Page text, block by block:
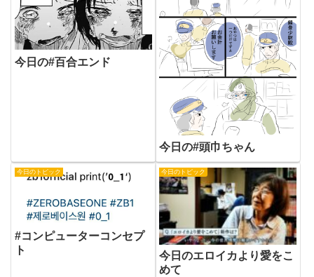
今日の#百合エンド
今日の#頭巾ちゃん
今日のトピック
#コンピューターコンセプ
ト
今日のトピック
今日のエロイカより愛をこ
めて